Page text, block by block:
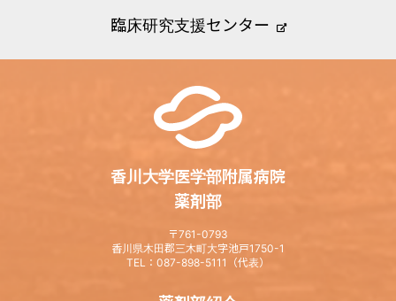
臨床研究支援センター
香川大学医学部附属病院
薬剤部
〒761-0793
香川県木田郡三木町大字池戸1750-1
TEL：087-898-5111（代表）